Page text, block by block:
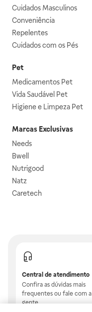
Cuidados Masculinos
Conveniência
Repelentes
Cuidados com os Pés
Pet
Medicamentos Pet
Vida Saudável Pet
Higiene e Limpeza Pet
Marcas Exclusivas
Needs
Bwell
Nutrigood
Natz
Caretech
Central de atendimento
Confira as dúvidas mais
frequentes ou fale com a
gente.